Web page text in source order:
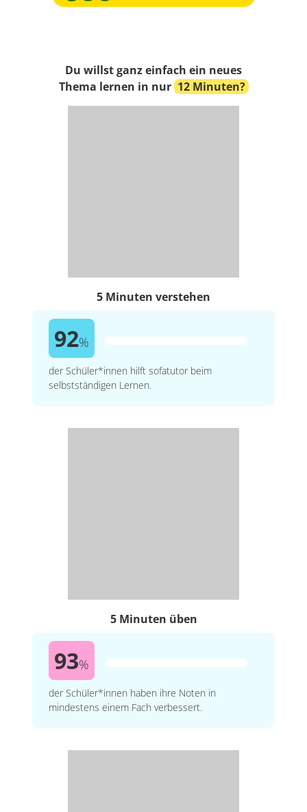
Du willst ganz einfach ein neues
Thema lernen in nur 12 Minuten?
5 Minuten verstehen
92%
der Schüler*innen hilft sofatutor beim
selbstständigen Lernen.
5 Minuten üben
93%
der Schüler*innen haben ihre Noten in
mindestens einem Fach verbessert.